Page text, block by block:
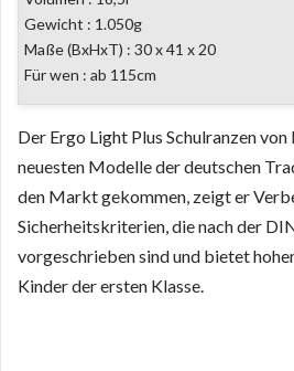
Gewicht : 1.050g
Maße (BxHxT) : 30 x 41 x 20
Für wen : ab 115cm
Der Ergo Light Plus Schulranzen
neuesten Modelle der deutschen
den Markt gekommen, zeigt er
Sicherheitskriterien, die nach der
vorgeschrieben sind und bietet
Kinder der ersten Klasse.